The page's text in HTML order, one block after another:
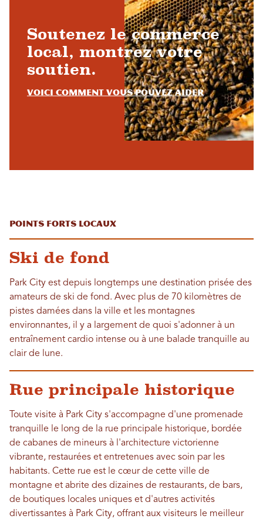
Soutenez le commerce
local, montrez votre
soutien.
Voici comment vous pouvez aider
Points forts locaux
Ski de fond
Park City est depuis longtemps une destination prisée des
amateurs de ski de fond. Avec plus de 70 kilomètres de
pistes damées dans la ville et les montagnes
environnantes, il y a largement de quoi s'adonner à un
entraînement cardio intense ou à une balade tranquille au
clair de lune.
Rue principale historique
Toute visite à Park City s'accompagne d'une promenade
tranquille le long de la rue principale historique, bordée
de cabanes de mineurs à l'architecture victorienne
vibrante, restaurées et entretenues avec soin par les
habitants. Cette rue est le cœur de cette ville de
montagne et abrite des dizaines de restaurants, de bars,
de boutiques locales uniques et d'autres activités
divertissantes à Park City, offrant aux visiteurs le meilleur